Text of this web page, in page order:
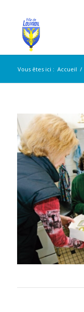
Vous êtes ici : Accueil /